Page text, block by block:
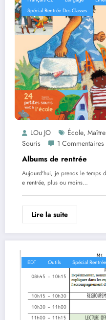
Spécial Rentrée Des Classes
LOu JO École,
Souris 1 Commentaires
Albums de rentrée
Aujourd'hui, je prends le temps
e rentrée, plus ou moins…
Lire la suite
EDT Outils Spécial